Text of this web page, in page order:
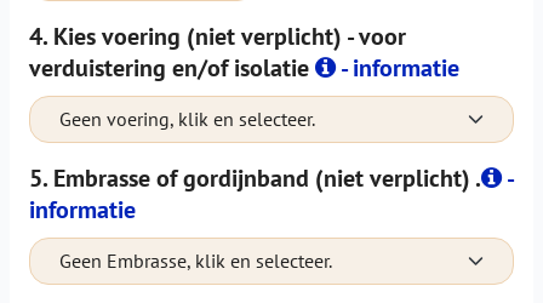
4. Kies voering (niet verplicht) - voor
verduistering en/of isolatie
- informatie
Geen voering, klik en selecteer.
5. Embrasse of gordijnband (niet verplicht) .
-
informatie
Geen Embrasse, klik en selecteer.